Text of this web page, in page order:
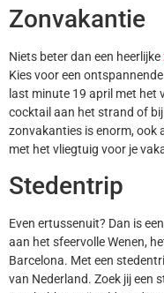
Zonvakantie
Niets beter dan een heerlijke
Kies voor een
last minute 19 april met het
cocktail aan het strand of
zonvakanties is enorm, ook
met het vliegtuig voor je
Stedentrip
Even ertussenuit? Dan is
aan het sfeervolle Wenen,
Barcelona. Met een
van Nederland. Zoek jij een